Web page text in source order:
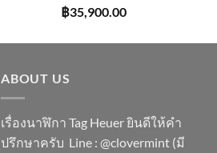
฿35,900.00
ABOUT US
เรื่องนาฬิกา Tag Heuer ยินดีให้คำ
ปรึกษาครับ ​Line : @clovermint (มี